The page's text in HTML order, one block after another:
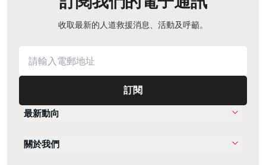
收取最新的人道救援消息、活動及呼籲。
訂閱
最新動向
關於我們